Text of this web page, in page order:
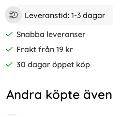
Leveranstid: 1-3 dagar
Snabba leveranser
Frakt från 19 kr
30 dagar öppet köp
Andra köpte även